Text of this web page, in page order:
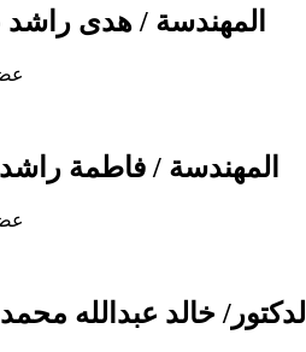
المهندسة / هدى راشد
المهندسة / فاطمة
الدكتور/ خالد عبدالله